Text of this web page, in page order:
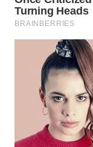
WN
SULSEL
WN
GORONTALO
WN
SULUT
WN